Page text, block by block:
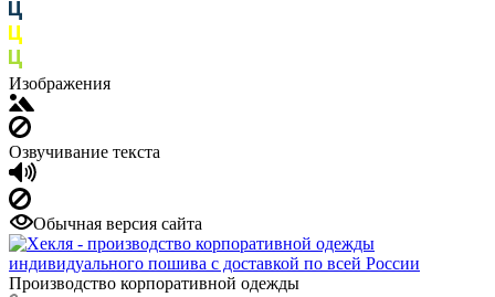
Изображения
Озвучивание текста
Обычная версия сайта
Производство корпоративной одежды